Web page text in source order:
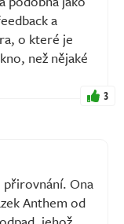
a
o které je
než nějaké
3
přirovnání. Ona
Anthem od